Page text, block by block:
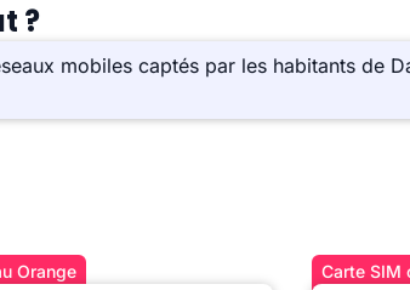
?
mobiles captés par les habitants de
Orange Carte SIM